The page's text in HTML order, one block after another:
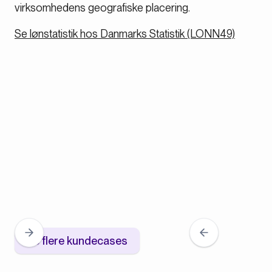
virksomhedens geografiske placering.
Se lønstatistik hos Danmarks Statistik (LONN49)
Se flere kundecases